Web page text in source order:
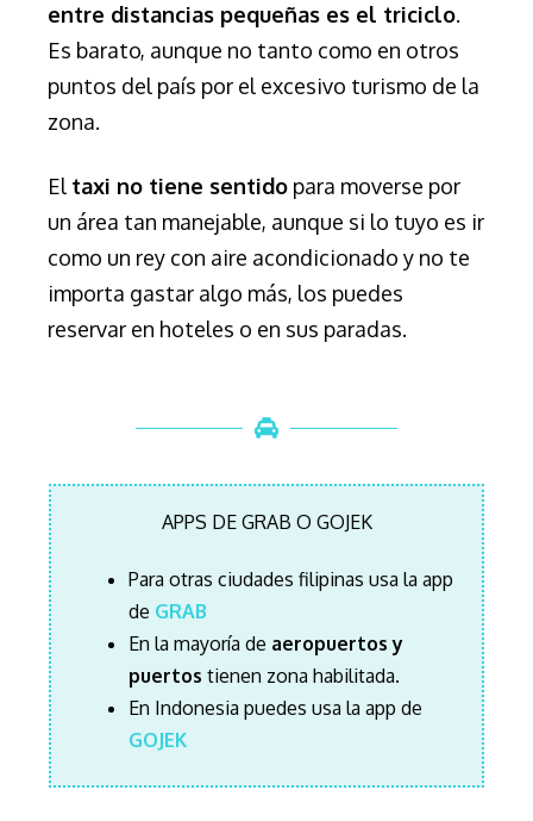
entre distancias pequeñas es el triciclo.
Es barato, aunque no tanto como en otros
puntos del país por el excesivo turismo de la
zona.
El taxi no tiene sentido para moverse por
un área tan manejable, aunque si lo tuyo es ir
como un rey con aire acondicionado y no te
importa gastar algo más, los puedes
reservar en hoteles o en sus paradas.
APPS DE GRAB O GOJEK
Para otras ciudades filipinas usa la app
de GRAB
En la mayoría de aeropuertos y
puertos tienen zona habilitada.
En Indonesia puedes usa la app de
GOJEK